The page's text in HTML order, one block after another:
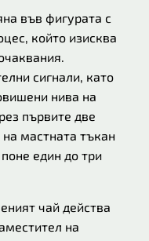
във фигурата с
който изисква
сигнали, като
нива на
първите две
мастната тъкан
един до три
чай действа
на